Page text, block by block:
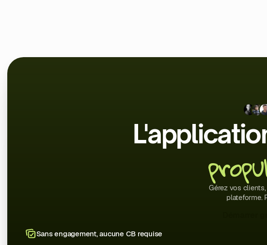
Gérez vos
plateforme.
Sans engagement, aucune CB requise